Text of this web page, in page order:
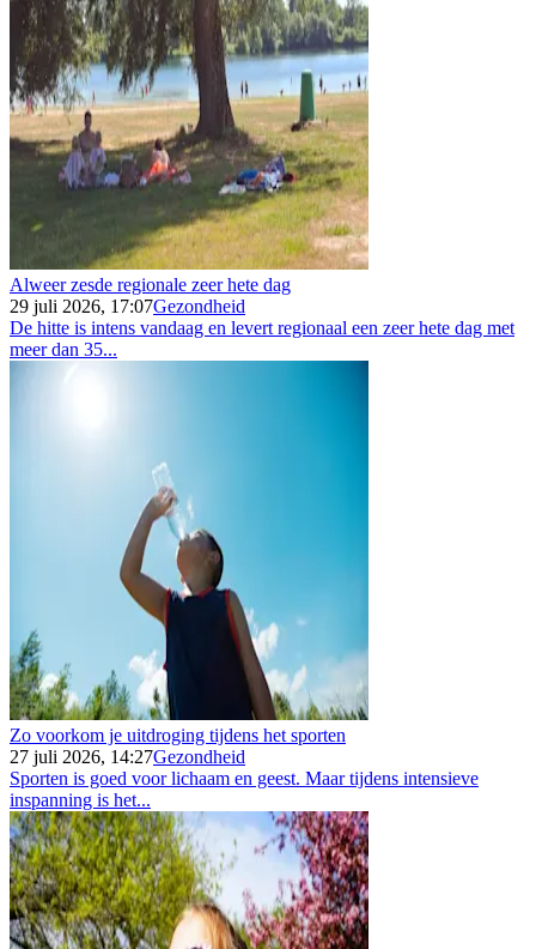
Alweer zesde regionale zeer hete dag
29 juli 2026, 17:07Gezondheid
De hitte is intens vandaag en levert regionaal een zeer hete dag met
meer dan 35...
Zo voorkom je uitdroging tijdens het sporten
27 juli 2026, 14:27Gezondheid
Sporten is goed voor lichaam en geest. Maar tijdens intensieve
inspanning is het...